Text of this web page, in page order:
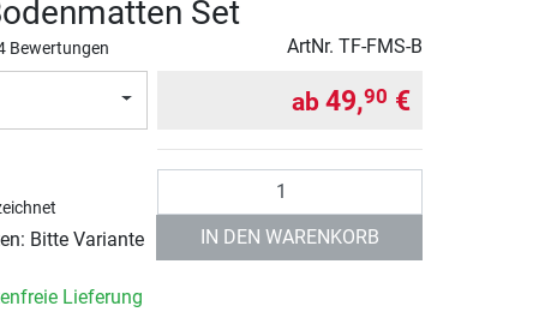
Set
Bewertungen ArtNr. TF-FMS-B
Bitte Variante
Lieferung
ab 49,90 €
IN DEN WARENKORB